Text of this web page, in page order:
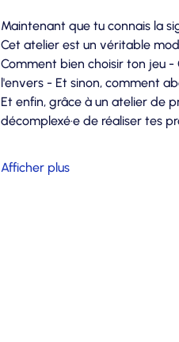
Maintenant que tu connais la
Cet atelier est un véritable
Comment bien choisir ton jeu
l'envers - Et sinon, comment
Et enfin, grâce à un atelier de
décomplexé·e de réaliser tes
Afficher plus